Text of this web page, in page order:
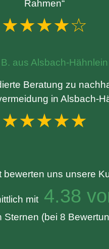
Rahmen“
★★★★☆
aus Alsbach-Hähnlein
Beratung zu
in Alsbach-
★★★★★
bewerten uns unsere
mit4.38
Sternen (bei 8